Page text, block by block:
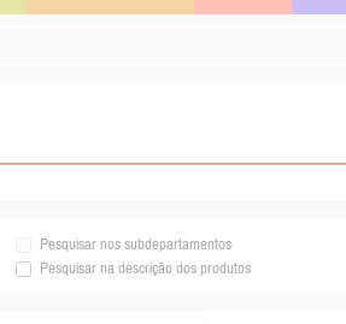
Pesquisar nos subdepartamentos
Pesquisar na descrição dos produtos